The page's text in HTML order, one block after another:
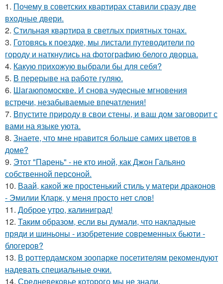
1. Почему в советских квартирах ставили сразу две
входные двери.
2. Стильная квартира в светлых приятных тонах.
3. Готовясь к поездке, мы листали путеводители по
городу и наткнулись на фотографию белого дворца.
4. Какую прихожую выбрали бы для себя?
5. В перерыве на работе гуляю.
6. Шагаюпомоскве. И снова чудесные мгновения
встречи, незабываемые впечатления!
7. Впустите природу в свои стены, и ваш дом заговорит с
вами на языке уюта.
8. Знаете, что мне нравится больше самих цветов в
доме?
9. Этот "Парень" - не кто иной, как Джон Гальяно
собственной персоной.
10. Ваай, какой же простенький стиль у матери драконов
- Эмилии Кларк, у меня просто нет слов!
11. Доброе утро, калиниград!
12. Таким образом, если вы думали, что накладные
пряди и шиньоны - изобретение современных бьюти -
блогеров?
13. В роттердамском зоопарке посетителям рекомендуют
надевать специальные очки.
14. Средневековье которого мы не знали.